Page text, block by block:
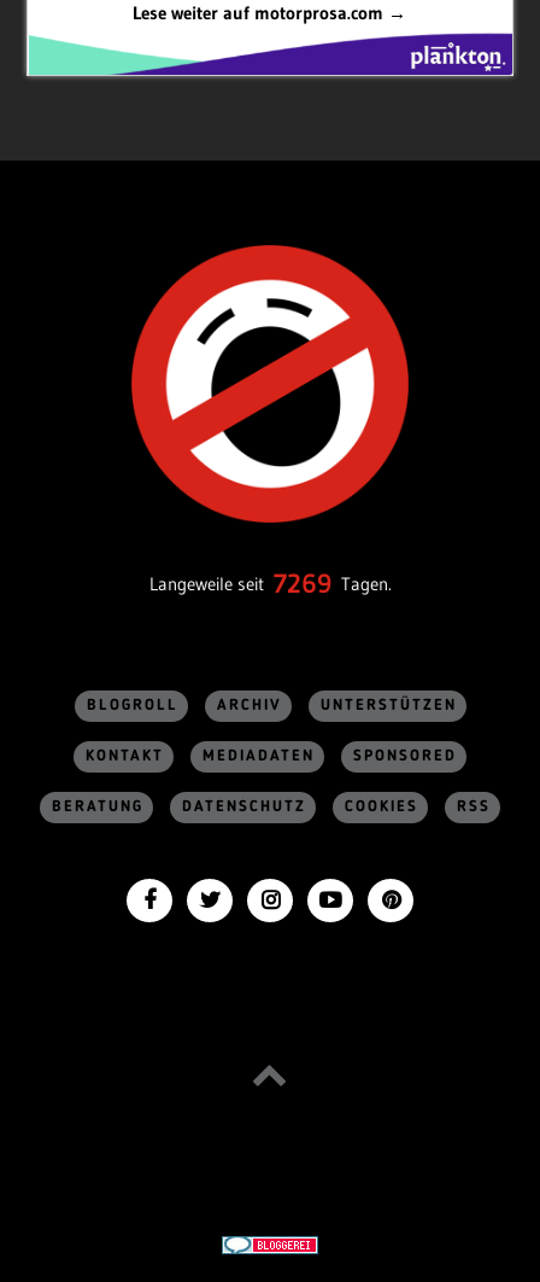
Lese weiter auf motorprosa.com →
Langeweile seit 7269 Tagen.
BLOGROLL ARCHIV UNTERSTÜTZEN
KONTAKT MEDIADATEN SPONSORED
BERATUNG DATENSCHUTZ COOKIES RSS